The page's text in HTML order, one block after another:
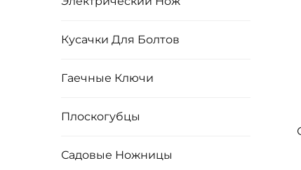
Кусачки Для Болтов
Гаечные Ключи
Плоскогубцы
Садовые Ножницы